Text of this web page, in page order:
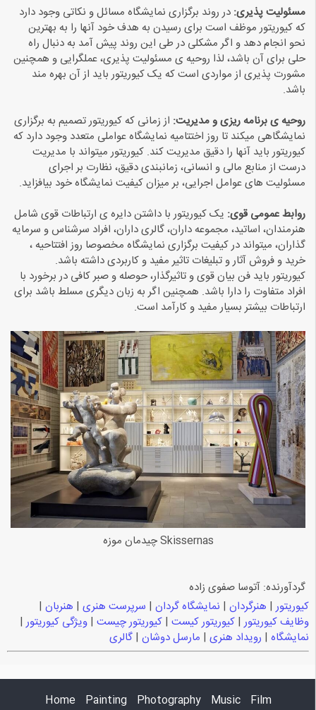
مسئولیت پذیری: در روند برگزاری نمایشگاه مسائل و نکاتی وجود دارد
که کیوریتور موظف است برای رسیدن به هدف خود آنها را به بهترین
نحو انجام دهد و اگر مشکلی در طی این روند پیش آمد به دنبال راه
حلی برای آن باشد، لذا روحیه ی مسئولیت پذیری، عملگرایی و همچنین
مشورت پذیری از مواردی است که یک کیوریتور باید از آن بهره مند
باشد.
روحیه ی برنامه ریزی و مدیریت: از زمانی که کیوریتور تصمیم به برگزاری
نمایشگاهی میکند تا روز اختتامیه نمایشگاه عواملی متعدد وجود دارد که
کیوریتور باید آنها را دقیق مدیریت کند. کیوریتور میتواند با مدیریت
درست از منابع مالی و انسانی، زمانبندی دقیق، نظارت بر اجرای
مسئولیت های عوامل اجرایی، بر میزان کیفیت نمایشگاه خود بیافزاید.
روابط عمومی قوی: یک کیوریتور با داشتن دایره ی ارتباطات قوی شامل
هنرمندان، اساتید، مجموعه داران، گالری داران، افراد سرشناس و سرمایه
گذاران، میتواند در کیفیت برگزاری نمایشگاه مخصوصا روز افتتاحیه ،
خرید و فروش آثار و تبلیغات تاثیر مفید و کاربردی داشته باشد.
کیوریتور باید فن بیان قوی و تاثیرگذار، حوصله و صبر کافی در برخورد با
افراد متفاوت را دارا باشد. همچنین اگر به زبان دیگری مسلط باشد برای
ارتباطات بیشتر بسیار مفید و کارآمد است.
Skissernas چیدمان موزه
گردآورنده: آتوسا صفوی زاده
کیوریتور | هنرگردان | نمایشگاه گردان | سرپرست هنری | هنربان |
وظایف کیوریتور | کیوریتور کیست | کیوریتور چیست | ویژگی کیوریتور |
نمایشگاه | رویداد هنری | مارسل دوشان | گالری
Home Painting Photography Music Film